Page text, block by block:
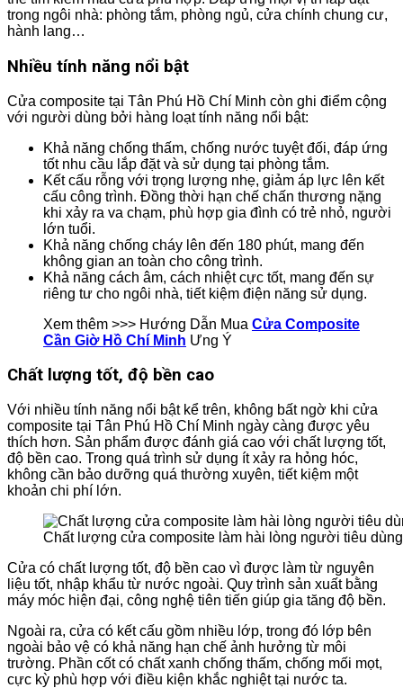
trong ngôi nhà: phòng tắm, phòng ngủ, cửa chính chung cư,
hành lang…
Nhiều tính năng nổi bật
Cửa composite tại Tân Phú Hồ Chí Minh còn ghi điểm cộng
với người dùng bởi hàng loạt tính năng nổi bật:
Khả năng chống thấm, chống nước tuyệt đối, đáp ứng
tốt nhu cầu lắp đặt và sử dụng tại phòng tắm.
Kết cấu rỗng với trọng lượng nhẹ, giảm áp lực lên kết
cấu công trình. Đồng thời hạn chế chấn thương nặng
khi xảy ra va chạm, phù hợp gia đình có trẻ nhỏ, người
lớn tuổi.
Khả năng chống cháy lên đến 180 phút, mang đến
không gian an toàn cho công trình.
Khả năng cách âm, cách nhiệt cực tốt, mang đến sự
riêng tư cho ngôi nhà, tiết kiệm điện năng sử dụng.
Xem thêm >>> Hướng Dẫn Mua Cửa Composite
Cần Giờ Hồ Chí Minh Ưng Ý
Chất lượng tốt, độ bền cao
Với nhiều tính năng nổi bật kể trên, không bất ngờ khi cửa
composite tại Tân Phú Hồ Chí Minh ngày càng được yêu
thích hơn. Sản phẩm được đánh giá cao với chất lượng tốt,
độ bền cao. Trong quá trình sử dụng ít xảy ra hỏng hóc,
không cần bảo dưỡng quá thường xuyên, tiết kiệm một
khoản chi phí lớn.
Chất lượng cửa composite làm hài lòng người tiêu dùng
Cửa có chất lượng tốt, độ bền cao vì được làm từ nguyên
liệu tốt, nhập khẩu từ nước ngoài. Quy trình sản xuất bằng
máy móc hiện đại, công nghệ tiên tiến giúp gia tăng độ bền.
Ngoài ra, cửa có kết cấu gồm nhiều lớp, trong đó lớp bên
ngoài bảo vệ có khả năng hạn chế ảnh hưởng từ môi
trường. Phần cốt có chất xanh chống thấm, chống mối mọt,
cực kỳ phù hợp với điều kiện khắc nghiệt tại nước ta.